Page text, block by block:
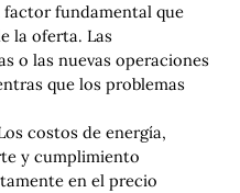
fundamental que
la oferta. Las
o las nuevas operaciones
que los problemas
costos de energía,
y cumplimiento
en el precio